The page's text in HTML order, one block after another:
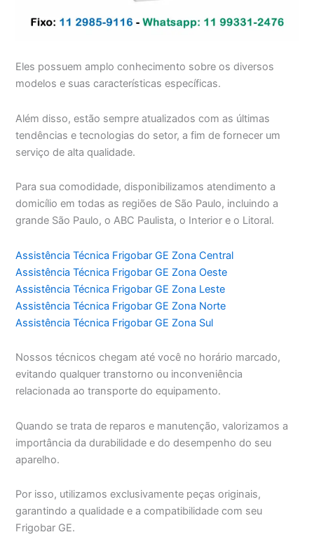
Eles possuem amplo conhecimento sobre os diversos
modelos e suas características específicas.
Além disso, estão sempre atualizados com as últimas
tendências e tecnologias do setor, a fim de fornecer um
serviço de alta qualidade.
Para sua comodidade, disponibilizamos atendimento a
domicílio em todas as regiões de São Paulo, incluindo a
grande São Paulo, o ABC Paulista, o Interior e o Litoral.
Assistência Técnica Frigobar GE Zona Central
Assistência Técnica Frigobar GE Zona Oeste
Assistência Técnica Frigobar GE Zona Leste
Assistência Técnica Frigobar GE Zona Norte
Assistência Técnica Frigobar GE Zona Sul
Nossos técnicos chegam até você no horário marcado,
evitando qualquer transtorno ou inconveniência
relacionada ao transporte do equipamento.
Quando se trata de reparos e manutenção, valorizamos a
importância da durabilidade e do desempenho do seu
aparelho.
Por isso, utilizamos exclusivamente peças originais,
garantindo a qualidade e a compatibilidade com seu
Frigobar GE.